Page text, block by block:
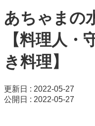
あちゃまの
【料理人・
き料理】
更新日 : 2022-05-27
公開日 : 2022-05-27